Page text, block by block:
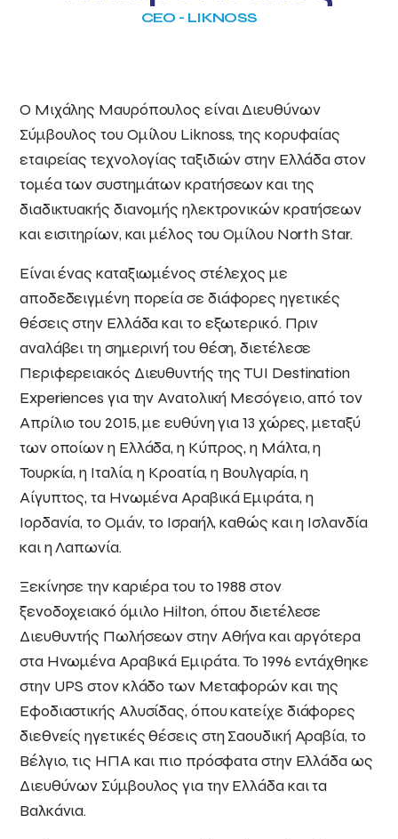
CEO - LIKNOSS
Ο Μιχάλης Μαυρόπουλος είναι Διευθύνων
Σύμβουλος του Ομίλου Liknoss, της κορυφαίας
εταιρείας τεχνολογίας ταξιδιών στην Ελλάδα στον
τομέα των συστημάτων κρατήσεων και της
διαδικτυακής διανομής ηλεκτρονικών κρατήσεων
και εισιτηρίων, και μέλος του Ομίλου North Star.
Είναι ένας καταξιωμένος στέλεχος με
αποδεδειγμένη πορεία σε διάφορες ηγετικές
θέσεις στην Ελλάδα και το εξωτερικό. Πριν
αναλάβει τη σημερινή του θέση, διετέλεσε
Περιφερειακός Διευθυντής της TUI Destination
Experiences για την Ανατολική Μεσόγειο, από τον
Απρίλιο του 2015, με ευθύνη για 13 χώρες, μεταξύ
των οποίων η Ελλάδα, η Κύπρος, η Μάλτα, η
Τουρκία, η Ιταλία, η Κροατία, η Βουλγαρία, η
Αίγυπτος, τα Ηνωμένα Αραβικά Εμιράτα, η
Ιορδανία, το Ομάν, το Ισραήλ, καθώς και η Ισλανδία
και η Λαπωνία.
Ξεκίνησε την καριέρα του το 1988 στον
ξενοδοχειακό όμιλο Hilton, όπου διετέλεσε
Διευθυντής Πωλήσεων στην Αθήνα και αργότερα
στα Ηνωμένα Αραβικά Εμιράτα. Το 1996 εντάχθηκε
στην UPS στον κλάδο των Μεταφορών και της
Εφοδιαστικής Αλυσίδας, όπου κατείχε διάφορες
διεθνείς ηγετικές θέσεις στη Σαουδική Αραβία, το
Βέλγιο, τις ΗΠΑ και πιο πρόσφατα στην Ελλάδα ως
Διευθύνων Σύμβουλος για την Ελλάδα και τα
Βαλκάνια.